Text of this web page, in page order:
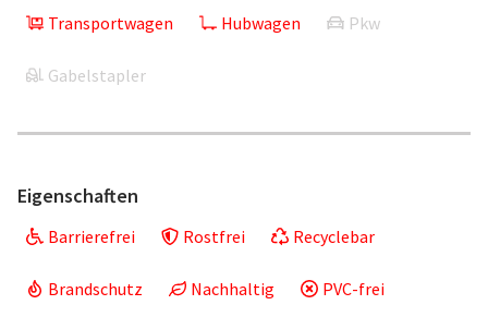
Transportwagen Hubwagen Pkw
Gabelstapler
Eigenschaften
Barrierefrei Rostfrei Recyclebar
Brandschutz Nachhaltig PVC-frei